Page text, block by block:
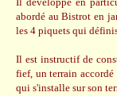
abordé au Bistrot en
les 4 piquets qui
Il est instructif de
fief, un terrain
qui s'installe sur son